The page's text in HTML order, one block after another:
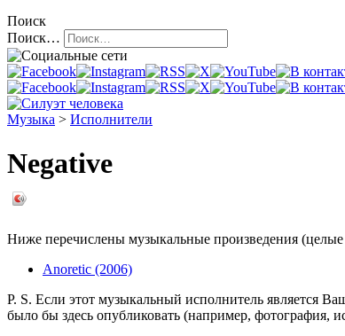
Поиск
Поиск…
Музыка > Исполнители
Negative
Ниже перечислены музыкальные произведения
Anoretic (2006)
P. S. Если этот музыкальный исполнитель является
было бы здесь опубликовать (например, фотография,